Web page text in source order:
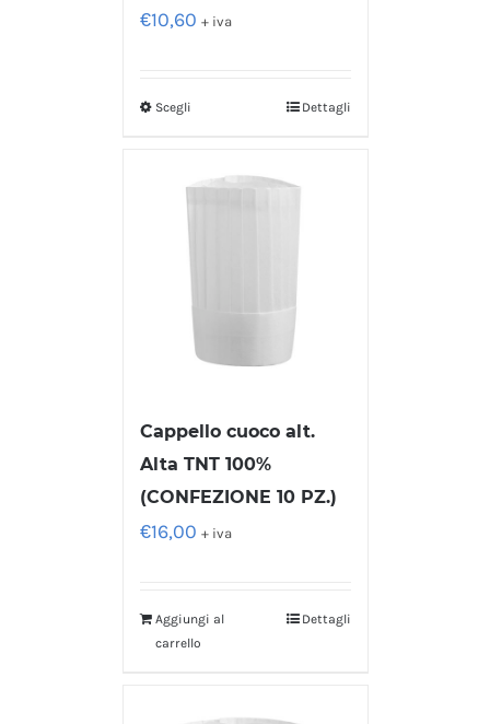
€10,60 + iva
Scegli Dettagli
Cappello cuoco alt.
Alta TNT 100%
(CONFEZIONE 10 PZ.)
€16,00 + iva
Aggiungi al
carrello
Dettagli